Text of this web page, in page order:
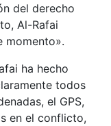
del derecho
Al-Rafai
momento».
ha hecho
todos
el GPS,
en el conflicto,